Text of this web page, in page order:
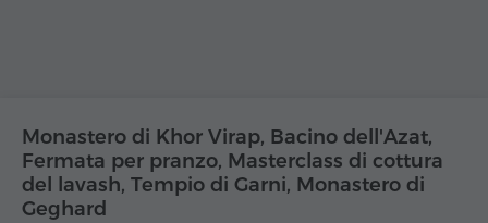
Monastero di Khor Virap, Bacino dell'Azat,
Fermata per pranzo, Masterclass di cottura
del lavash, Tempio di Garni, Monastero di
Geghard